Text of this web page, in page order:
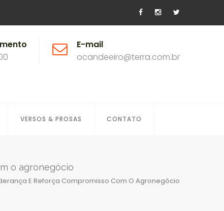
E-mail
ocandeeiro@terra.com.br
VERSOS & PROSAS CONTATO
o agronegócio
E Reforça Compromisso Com O Agronegócio